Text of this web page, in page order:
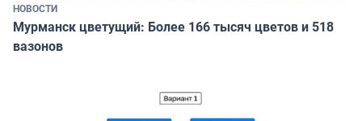
НОВОСТИ
Мурманск цветущий: Более 166 тысяч цветов и 518
вазонов